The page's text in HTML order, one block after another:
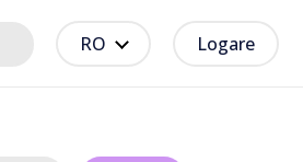
RO Logare